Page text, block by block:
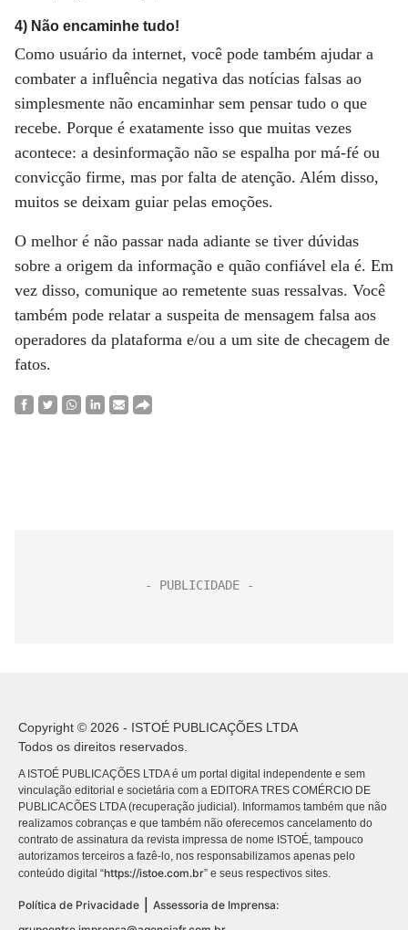
4) Não encaminhe tudo!
Como usuário da internet, você pode também ajudar a
combater a influência negativa das notícias falsas ao
simplesmente não encaminhar sem pensar tudo o que
recebe. Porque é exatamente isso que muitas vezes
acontece: a desinformação não se espalha por má-fé ou
convicção firme, mas por falta de atenção. Além disso,
muitos se deixam guiar pelas emoções.
O melhor é não passar nada adiante se tiver dúvidas
sobre a origem da informação e quão confiável ela é. Em
vez disso, comunique ao remetente suas ressalvas. Você
também pode relatar a suspeita de mensagem falsa aos
operadores da plataforma e/ou a um site de checagem de
fatos.
Copyright © 2026 - ISTOÉ PUBLICAÇÕES LTDA
Todos os direitos reservados.
A ISTOÉ PUBLICAÇÕES LTDA é um portal digital independente e sem
vinculação editorial e societária com a EDITORA TRES COMÉRCIO DE
PUBLICACÕES LTDA (recuperação judicial). Informamos também que não
realizamos cobranças e que também não oferecemos cancelamento do
contrato de assinatura da revista impressa de nome ISTOÉ, tampouco
autorizamos terceiros a fazê-lo, nos responsabilizamos apenas pelo
conteúdo digital “https://istoe.com.br” e seus respectivos sites.
Política de Privacidade
Assessoria de Imprensa: